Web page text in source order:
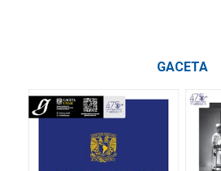
GACETA